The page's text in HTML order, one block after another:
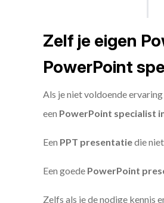
Zelf je eigen
PowerPoint
Als je niet voldoende
een PowerPoint specialist
Een PPT presentatiedie
Een goede PowerPoint
Zelfs als je de nodige kennis